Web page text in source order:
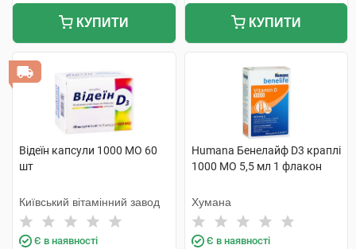
КУПИТИ КУПИТИ
Відеїн капсули 1000 МО 60
шт
Київський вітамінний завод
Є в наявності
Humana Бенелайф D3 краплі
1000 МО 5,5 мл 1 флакон
Хумана
Є в наявності